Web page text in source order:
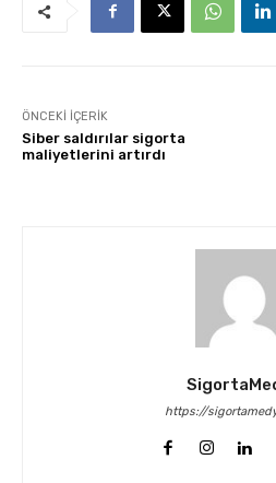
ÖNCEKI İÇERIK
Siber saldırılar sigorta
maliyetlerini artırdı
https://